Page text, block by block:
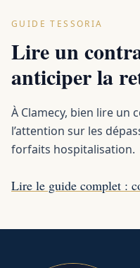
GUIDE TESSORIA
Lire un
anticiper la
À Clamecy, bien lire un
l’attention sur les
forfaits hospitalisation.
Lire le guide complet :